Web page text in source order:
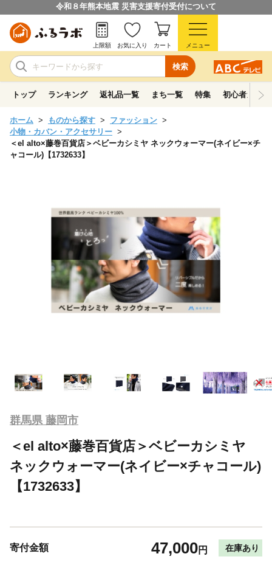
令和８年熊本地震 災害支援寄付受付について
検索
上限額 お気に入り カート メニュー
トップ ランキング 返礼品一覧 まち一覧 特集 初心者ガイド
ホーム ものから探す
ファッション
小物・カバン・アクセサリー
＜el alto×藤巻百貨店＞ベビーカシミヤ ネックウォーマー(ネイビー×チ
ャコール)【1732633】
群馬県 藤岡市
＜el alto×藤巻百貨店＞ベビーカシミヤ
ネックウォーマー(ネイビー×チャコール)
【1732633】
寄付金額 47,000円 在庫あり